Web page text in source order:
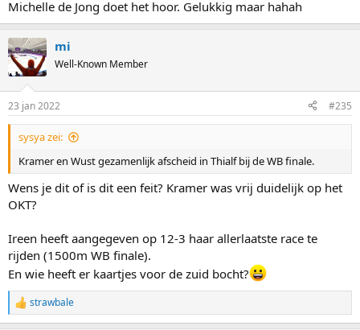
Michelle de Jong doet het hoor. Gelukkig maar hahah
mi
Well-Known Member
23 jan 2022 #235
sysya zei:
Kramer en Wust gezamenlijk afscheid in Thialf bij de WB finale.
Wens je dit of is dit een feit? Kramer was vrij duidelijk op het
OKT?
Ireen heeft aangegeven op 12-3 haar allerlaatste race te
rijden (1500m WB finale).
En wie heeft er kaartjes voor de zuid bocht?
R
e
strawbale